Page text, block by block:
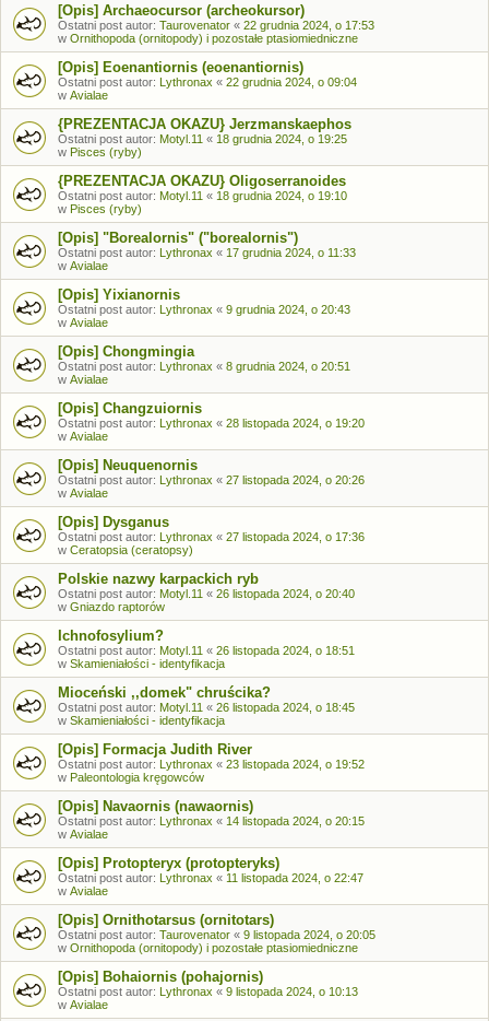
[Opis] Archaeocursor (archeokursor)
Ostatni post autor: Taurovenator « 22 grudnia 2024, o 17:53
w Ornithopoda (ornitopody) i pozostałe ptasiomiedniczne
[Opis] Eoenantiornis (eoenantiornis)
Ostatni post autor: Lythronax « 22 grudnia 2024, o 09:04
w Avialae
{PREZENTACJA OKAZU} Jerzmanskaephos
Ostatni post autor: Motyl.11 « 18 grudnia 2024, o 19:25
w Pisces (ryby)
{PREZENTACJA OKAZU} Oligoserranoides
Ostatni post autor: Motyl.11 « 18 grudnia 2024, o 19:10
w Pisces (ryby)
[Opis] "Borealornis" ("borealornis")
Ostatni post autor: Lythronax « 17 grudnia 2024, o 11:33
w Avialae
[Opis] Yixianornis
Ostatni post autor: Lythronax « 9 grudnia 2024, o 20:43
w Avialae
[Opis] Chongmingia
Ostatni post autor: Lythronax « 8 grudnia 2024, o 20:51
w Avialae
[Opis] Changzuiornis
Ostatni post autor: Lythronax « 28 listopada 2024, o 19:20
w Avialae
[Opis] Neuquenornis
Ostatni post autor: Lythronax « 27 listopada 2024, o 20:26
w Avialae
[Opis] Dysganus
Ostatni post autor: Lythronax « 27 listopada 2024, o 17:36
w Ceratopsia (ceratopsy)
Polskie nazwy karpackich ryb
Ostatni post autor: Motyl.11 « 26 listopada 2024, o 20:40
w Gniazdo raptorów
Ichnofosylium?
Ostatni post autor: Motyl.11 « 26 listopada 2024, o 18:51
w Skamieniałości - identyfikacja
Mioceński ,,domek" chruścika?
Ostatni post autor: Motyl.11 « 26 listopada 2024, o 18:45
w Skamieniałości - identyfikacja
[Opis] Formacja Judith River
Ostatni post autor: Lythronax « 23 listopada 2024, o 19:52
w Paleontologia kręgowców
[Opis] Navaornis (nawaornis)
Ostatni post autor: Lythronax « 14 listopada 2024, o 20:15
w Avialae
[Opis] Protopteryx (protopteryks)
Ostatni post autor: Lythronax « 11 listopada 2024, o 22:47
w Avialae
[Opis] Ornithotarsus (ornitotars)
Ostatni post autor: Taurovenator « 9 listopada 2024, o 20:05
w Ornithopoda (ornitopody) i pozostałe ptasiomiedniczne
[Opis] Bohaiornis (pohajornis)
Ostatni post autor: Lythronax « 9 listopada 2024, o 10:13
w Avialae